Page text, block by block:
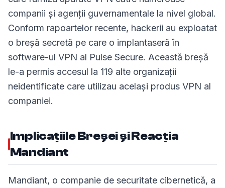
companii și agenții guvernamentale la nivel global.
Conform rapoartelor recente, hackerii au exploatat
o breșă secretă pe care o implantaseră în
software-ul VPN al Pulse Secure. Această breșă
le-a permis accesul la 119 alte organizații
neidentificate care utilizau același produs VPN al
companiei.
Implicațiile Breșei și Reacția
Mandiant
Mandiant, o companie de securitate cibernetică, a